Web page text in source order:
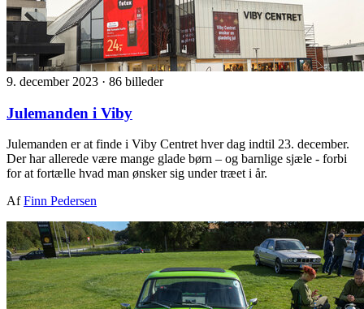
9. december 2023 · 86 billeder
Julemanden i Viby
Julemanden er at finde i Viby Centret hver dag indtil 23. december.
Der har allerede være mange glade børn – og barnlige sjæle - forbi
for at fortælle hvad man ønsker sig under træet i år.
AfFinn Pedersen